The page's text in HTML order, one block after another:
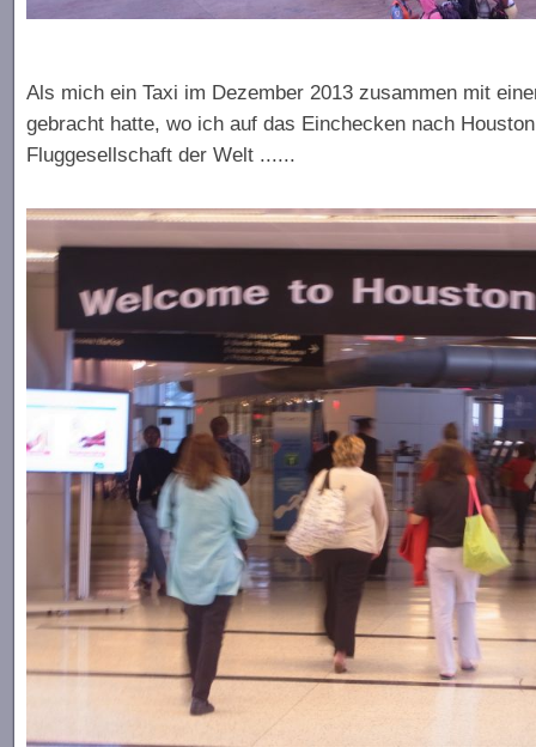
Als mich ein Taxi im Dezember 2013 zusammen mit
gebracht hatte, wo ich auf das Einchecken nach
Fluggesellschaft der Welt ......